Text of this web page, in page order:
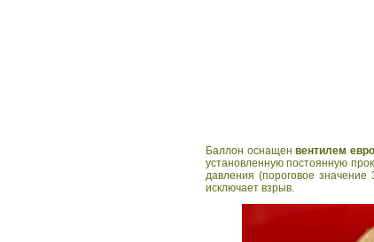
Баллон оснащенвентилем
установленную постоянную
давления (пороговое
исключает взрыв.